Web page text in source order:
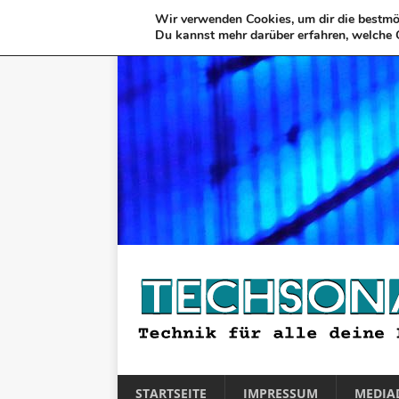
STARTSEITE IMPRESSUM
Wir verwenden Cookies, um dir die
Du kannst mehr darüber erfahren,